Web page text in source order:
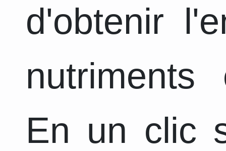
d'obtenir
En un clic